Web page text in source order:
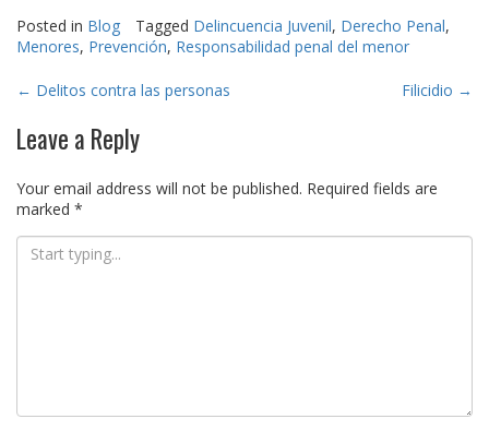
Posted in Blog Tagged Delincuencia Juvenil, Derecho Penal,
Menores, Prevención, Responsabilidad penal del menor
Post
navigation
← Delitos contra las personas Filicidio →
Leave a Reply
Your email address will not be published. Required fields are
marked *